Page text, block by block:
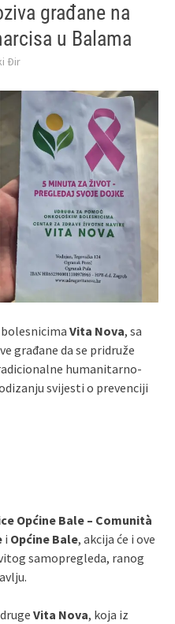
građane na
u Balama
Đir
Vita Nova, sa
građane da se pridruže
humanitarno-
svijesti o prevenciji
Općine Bale – Comunità
i Općine Bale, akcija će i ove
samopregleda, ranog
Vita Nova, koja iz